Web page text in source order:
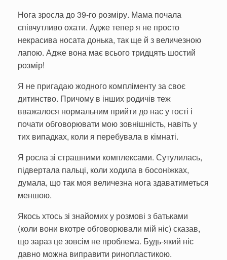
Нога зросла до 39-го розміру. Мама почала
співчутливо охати. Адже тепер я не просто
некрасива носата донька, так ще й з величезною
лапою. Адже вона має всього тридцять шостий
розмір!
Я не пригадаю жодного компліменту за своє
дитинство. Причому в інших родичів теж
вважалося нормальним прийти до нас у гості і
почати обговорювати мою зовнішність, навіть у
тих випадках, коли я перебувала в кімнаті.
Я росла зі страшними комплексами. Сутулилась,
підвертала пальці, коли ходила в босоніжках,
думала, що так моя величезна нога здаватиметься
меншою.
Якось хтось зі знайомих у розмові з батьками
(коли вони вкотре обговорювали мій ніс) сказав,
що зараз це зовсім не проблема. Будь-який ніс
давно можна виправити ринопластикою.